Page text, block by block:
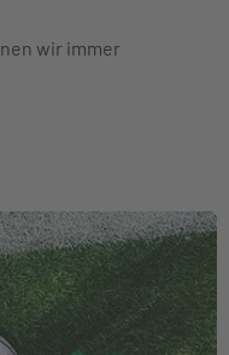
wir immer
erfahren